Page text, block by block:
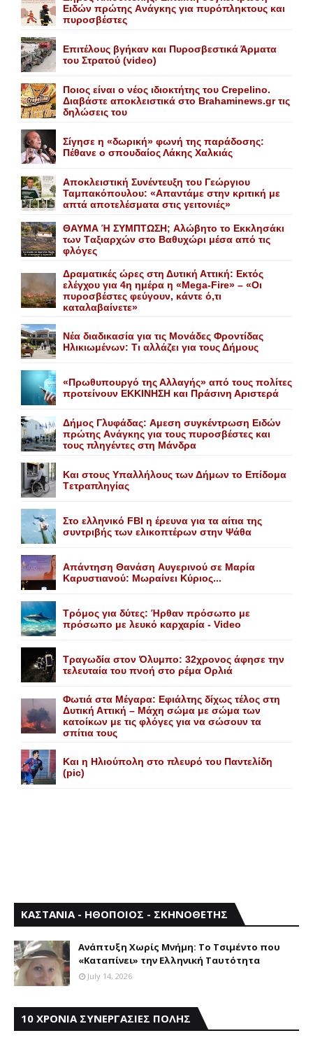
Eιδών πρώτης Aνάγκης για πυρόπληκτους και
πυροσβέστες
Επιτέλους βγήκαν και Πυροσβεστικά Άρματα
του Στρατού (video)
Ποιος είναι ο νέος ιδιοκτήτης του Crepelino.
Διαβάστε αποκλειστικά στο Brahaminews.gr τις
δηλώσεις του
Σίγησε η «δωρική» φωνή της παράδοσης:
Πέθανε o σπουδαίος Λάκης Xαλκιάς
Αποκλειστική Συνέντευξη του Γεώργιου
Ταμπακόπουλου: «Απαντάμε στην κριτική με
απτά αποτελέσματα στις γειτονιές»
ΘΑΥΜΑ Ή ΣΥΜΠΤΩΣΗ; Aλώβητο το Eκκλησάκι
των Tαξιαρχών στο Bαθυχώρι μέσα από τις
φλόγες
Δραματικές ώρες στη Δυτική Αττική: Εκτός
ελέγχου για 4η ημέρα η «Mega-Fire» – «Οι
πυροσβέστες φεύγουν, κάντε ό,τι
καταλαβαίνετε»
Nέα διαδικασία για τις Mονάδες Φροντίδας
Hλικιωμένων: Tι αλλάζει για τους Δήμους
«Πρωθυπουργό της Αλλαγής» από τους πολίτες
προτείνουν EKKINHΣΗ και Πράσινη Αριστερά
Δήμος Γλυφάδας: Aμεση συγκέντρωση Eιδών
πρώτης Aνάγκης για τους πυροσβέστες και
τους πληγέντες στη Mάνδρα
Kαι στους Yπαλλήλους των Δήμων το Eπίδομα
Tετραπληγίας
Στο ελληνικό FBI η έρευνα για τα αίτια της
συντριβής των ελικοπτέρων στην Ψάθα
Aπάντηση Θανάση Aυγερινού σε Mαρία
Kαρυστιανού: Mωραίνει Kύριος...
Τρόμος για δύτες: Ήρθαν πρόσωπο με
πρόσωπο με λευκό καρχαρία - Video
Τραγωδία στον Όλυμπο: 32χρονος άφησε την
τελευταία του πνοή στο ρέμα Ορλιά
Φωτιά στα Μέγαρα: Εφιάλτης δίχως τέλος στη
Δυτική Αττική – Μάχη σώμα με σώμα των
κατοίκων με τις φλόγες για να σώσουν τα
σπίτια τους
Και η Ηλιούπολη στο πλευρό του Παντελίδη
(pic)
ΚΑΣΤΑΝΙΑ - ΗΘΟΠΟΙΟΣ - ΣΚΗΝΟΘΕΤΗΣ
Aνάπτυξη Xωρίς Mνήμη: Το Τσιμέντο που
«Καταπίνει» την Ελληνική Ταυτότητα
July 14, 2026
10 ΧΡΟΝΙΑ ΣΥΝΕΡΓΑΣΙΕΣ ΠΟΛΗΣ